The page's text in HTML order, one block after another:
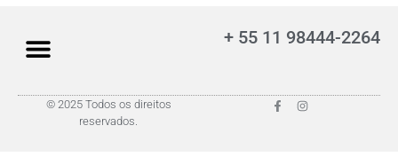
+ 55 11 98444-2264
© 2025 Todos os direitos
reservados.